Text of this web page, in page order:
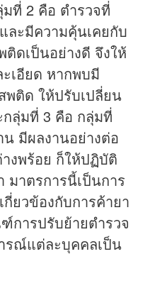
มที่ 2 คือ ตำรวจที่
ะมีความคุ้นเคยกับ
ติดเป็นอย่างดี จึงให้
เอียด หากพบมี
พติด ให้ปรับเปลี่ยน
ลุ่มที่ 3 คือ กลุ่มที่
มีผลงานอย่างต่อ
งพร้อย ก็ให้ปฏิบัติ
าตรการนี้เป็นการ
กี่ยวข้องกับการค้ายา
การปรับย้ายตำรวจ
รณ์แต่ละบุคคลเป็น